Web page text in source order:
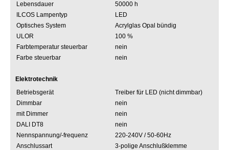
Lebensdauer
50000 h
ILCOS Lampentyp
LED
Optisches System
Acrylglas Opal bündig
ULOR
100 %
Farbtemperatur steuerbar
nein
Farbe steuerbar
nein
Elektrotechnik
Betriebsgerät
Treiber für LED (nicht dimmbar)
Dimmbar
nein
mit Dimmer
nein
DALI DT8
nein
Nennspannung/-frequenz
220-240V / 50-60Hz
Anschlussart
3-polige Anschlußklemme